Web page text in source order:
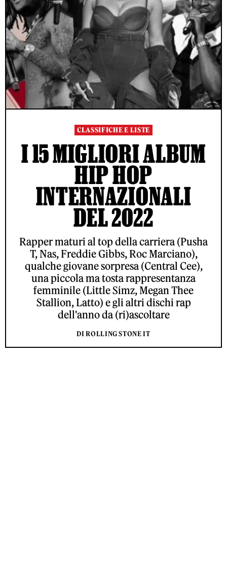
CLASSIFICHE E LISTE
I 15 MIGLIORI ALBUM
HIP HOP
INTERNAZIONALI
DEL 2022
Rapper maturi al top della carriera (Pusha
T, Nas, Freddie Gibbs, Roc Marciano),
qualche giovane sorpresa (Central Cee),
una piccola ma tosta rappresentanza
femminile (Little Simz, Megan Thee
Stallion, Latto) e gli altri dischi rap
dell'anno da (ri)ascoltare
DI ROLLING STONE IT